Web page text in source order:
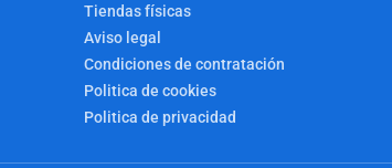
Tiendas físicas
Aviso legal
Condiciones de contratación
Politica de cookies
Politica de privacidad